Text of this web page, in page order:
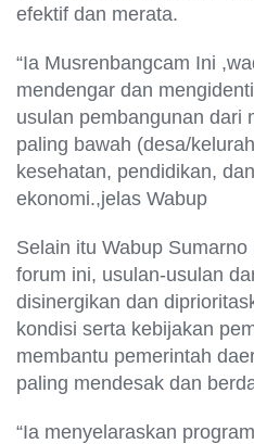
efektif dan merata.
“Ia Musrenbangcam Ini
mendengar dan
usulan pembangunan dari
paling bawah (desa/
kesehatan, pendidikan,
ekonomi.,jelas Wabup
Selain itu Wabup
forum ini, usulan-usulan
disinergikan dan
kondisi serta kebijakan
membantu pemerintah
paling mendesak dan
“Ia menyelaraskan